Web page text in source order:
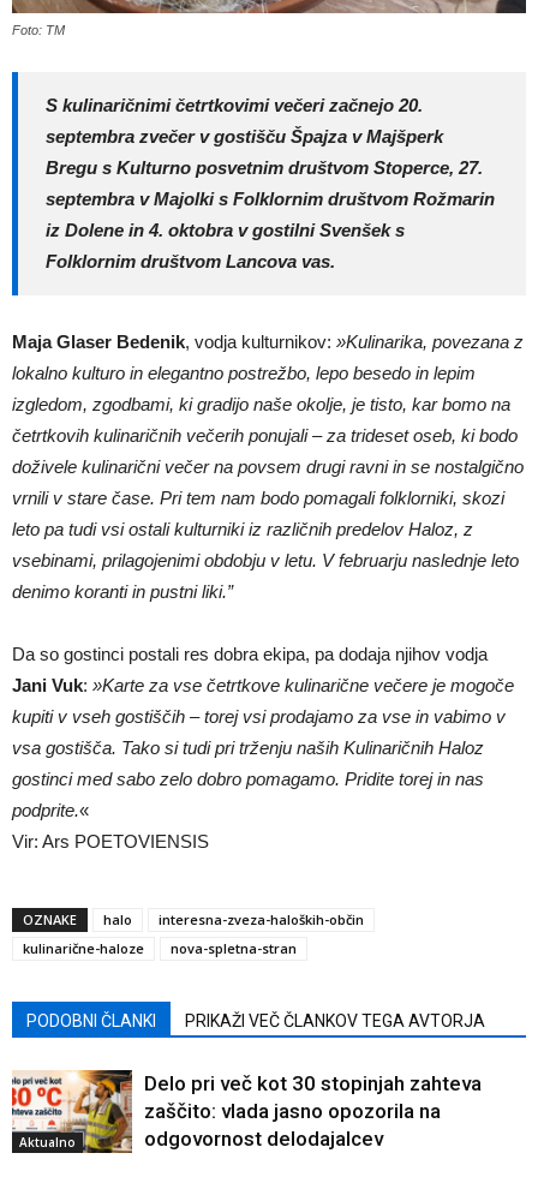
Foto: TM
S kulinaričnimi četrtkovimi večeri začnejo 20.
septembra zvečer v gostišču Špajza v Majšperk
Bregu s Kulturno posvetnim društvom Stoperce, 27.
septembra v Majolki s Folklornim društvom Rožmarin
iz Dolene in 4. oktobra v gostilni Svenšek s
Folklornim društvom Lancova vas.
Maja Glaser Bedenik, vodja kulturnikov: »Kulinarika, povezana z
lokalno kulturo in elegantno postrežbo, lepo besedo in lepim
izgledom, zgodbami, ki gradijo naše okolje, je tisto, kar bomo na
četrtkovih kulinaričnih večerih ponujali – za trideset oseb, ki bodo
doživele kulinarični večer na povsem drugi ravni in se nostalgično
vrnili v stare čase. Pri tem nam bodo pomagali folklorniki, skozi
leto pa tudi vsi ostali kulturniki iz različnih predelov Haloz, z
vsebinami, prilagojenimi obdobju v letu. V februarju naslednje leto
denimo koranti in pustni liki.”
Da so gostinci postali res dobra ekipa, pa dodaja njihov vodja
Jani Vuk: »Karte za vse četrtkove kulinarične večere je mogoče
kupiti v vseh gostiščih – torej vsi prodajamo za vse in vabimo v
vsa gostišča. Tako si tudi pri trženju naših Kulinaričnih Haloz
gostinci med sabo zelo dobro pomagamo. Pridite torej in nas
podprite.«
Vir: Ars POETOVIENSIS
OZNAKE halo
interesna-zveza-haloških-občin
kulinarične-haloze
nova-spletna-stran
PODOBNI ČLANKI PRIKAŽI VEČ ČLANKOV TEGA AVTORJA
Aktualno
Delo pri več kot 30 stopinjah zahteva
zaščito: vlada jasno opozorila na
odgovornost delodajalcev